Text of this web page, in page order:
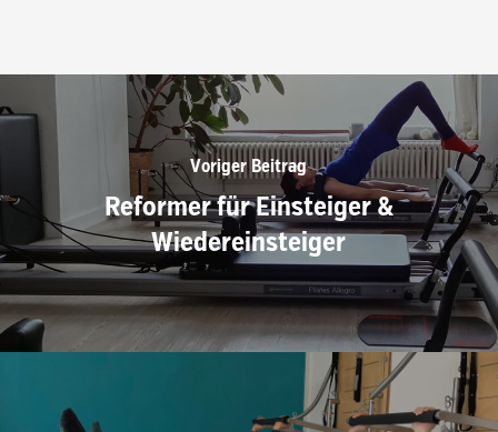
Voriger Beitrag
Reformer für Einsteiger &
Wiedereinsteiger